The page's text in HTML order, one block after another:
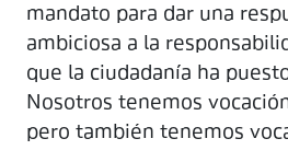
mandato para dar una
ambiciosa a la
que la ciudadanía ha
Nosotros tenemos
pero también tenemos